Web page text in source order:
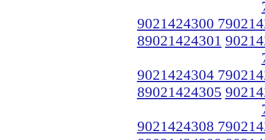
9021424300
89021424301
9021424304
89021424305
9021424308